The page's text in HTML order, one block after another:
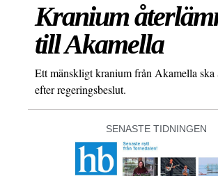
Kranium
till Akamella
Ett mänskligt kranium från Akamella ska
efter regeringsbeslut.
SENASTE TIDNINGEN